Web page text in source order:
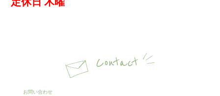
Contact
お問い合わせ